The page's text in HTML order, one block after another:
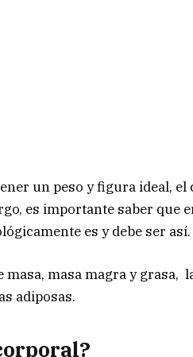
un peso y figura ideal, el
es importante saber que
es y debe ser así.
masa magra y grasa,
adiposas.